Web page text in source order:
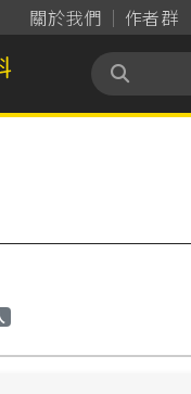
關於我們 作者群